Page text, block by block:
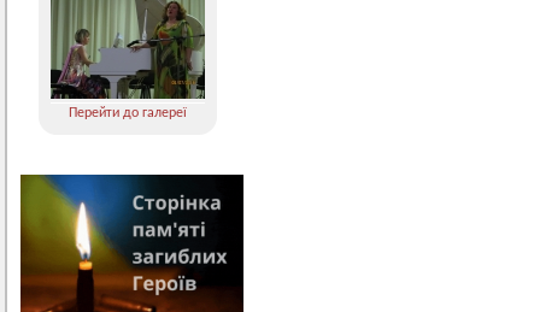
Перейти до галереї